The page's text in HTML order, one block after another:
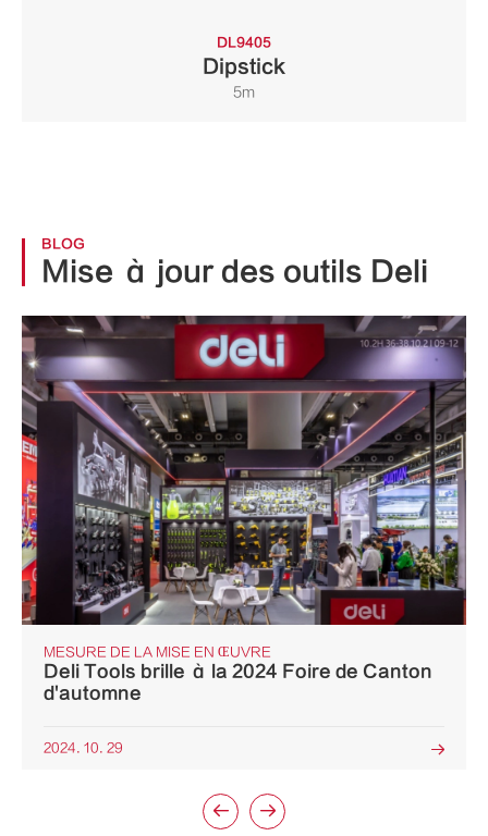
DL9405
Dipstick
5m
BLOG
Mise à jour des outils Deli
MESURE DE LA MISE EN ŒUVRE
Deli Tools brille à la 2024 Foire de Canton
d'automne
2024. 10. 29 
 